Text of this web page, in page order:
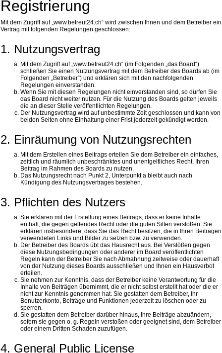
Registrierung
Mit dem Zugriff auf „www.betreut24.ch“ wird zwischen Ihnen und dem Betreiber ein
Vertrag mit folgenden Regelungen geschlossen:
1. Nutzungsvertrag
Mit dem Zugriff auf „www.betreut24.ch“ (im Folgenden „das Board“)
schließen Sie einen Nutzungsvertrag mit dem Betreiber des Boards ab (im
Folgenden „Betreiber“) und erklären sich mit den nachfolgenden
Regelungen einverstanden.
Wenn Sie mit diesen Regelungen nicht einverstanden sind, so dürfen Sie
das Board nicht weiter nutzen. Für die Nutzung des Boards gelten jeweils
die an dieser Stelle veröffentlichten Regelungen.
Der Nutzungsvertrag wird auf unbestimmte Zeit geschlossen und kann von
beiden Seiten ohne Einhaltung einer Frist jederzeit gekündigt werden.
2. Einräumung von Nutzungsrechten
Mit dem Erstellen eines Beitrags erteilen Sie dem Betreiber ein einfaches,
zeitlich und räumlich unbeschränktes und unentgeltliches Recht, Ihren
Beitrag im Rahmen des Boards zu nutzen.
Das Nutzungsrecht nach Punkt 2, Unterpunkt a bleibt auch nach
Kündigung des Nutzungsvertrages bestehen.
3. Pflichten des Nutzers
Sie erklären mit der Erstellung eines Beitrags, dass er keine Inhalte
enthält, die gegen geltendes Recht oder die guten Sitten verstoßen. Sie
erklären insbesondere, dass Sie das Recht besitzen, die in Ihren Beiträgen
verwendeten Links und Bilder zu setzen bzw. zu verwenden.
Der Betreiber des Boards übt das Hausrecht aus. Bei Verstößen gegen
diese Nutzungsbedingungen oder anderer im Board veröffentlichten
Regeln kann der Betreiber Sie nach Abmahnung zeitweise oder dauerhaft
von der Nutzung dieses Boards ausschließen und Ihnen ein Hausverbot
erteilen.
Sie nehmen zur Kenntnis, dass der Betreiber keine Verantwortung für die
Inhalte von Beiträgen übernimmt, die er nicht selbst erstellt hat oder die er
nicht zur Kenntnis genommen hat. Sie gestatten dem Betreiber, Ihr
Benutzerkonto, Beiträge und Funktionen jederzeit zu löschen oder zu
sperren.
Sie gestatten dem Betreiber darüber hinaus, Ihre Beiträge abzuändern,
sofern sie gegen o. g. Regeln verstoßen oder geeignet sind, dem Betreiber
oder einem Dritten Schaden zuzufügen.
4. General Public License